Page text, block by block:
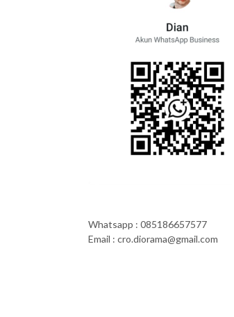
Whatsapp : 085186657577
Email : cro.diorama@gmail.com